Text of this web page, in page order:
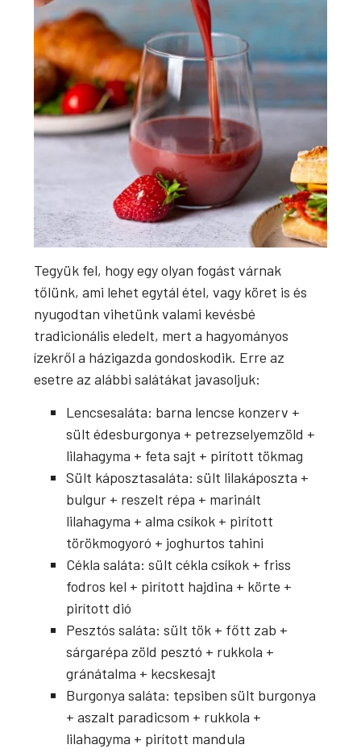
Tegyük fel, hogy egy olyan fogást várnak
tőlünk, ami lehet egytál étel, vagy köret is és
nyugodtan vihetünk valami kevésbé
tradicionális eledelt, mert a hagyományos
ízekről a házigazda gondoskodik. Erre az
esetre az alábbi salátákat javasoljuk:
Lencsesaláta: barna lencse konzerv +
sült édesburgonya + petrezselyemzöld +
lilahagyma + feta sajt + pirított tökmag
Sült káposztasaláta: sült lilakáposzta +
bulgur + reszelt répa + marinált
lilahagyma + alma csíkok + pirított
törökmogyoró + joghurtos tahini
Cékla saláta: sült cékla csíkok + friss
fodros kel + pirított hajdina + körte +
pirított dió
Pesztós saláta: sült tök + főtt zab +
sárgarépa zöld pesztó + rukkola +
gránátalma + kecskesajt
Burgonya saláta: tepsiben sült burgonya
+ aszalt paradicsom + rukkola +
lilahagyma + pirított mandula